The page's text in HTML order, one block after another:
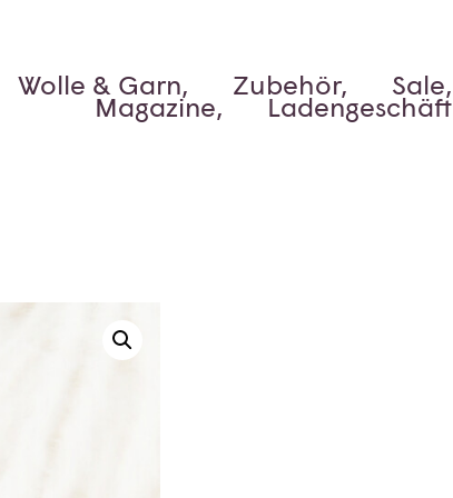
Wolle & Garn, Zubehör, Sale,
Magazine, Ladengeschäft